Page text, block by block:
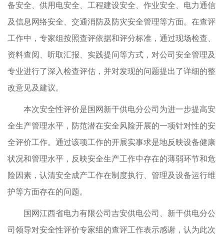
备安全、供用电安全、工程建设安全、作业安全、电力通信
及信息网络安全、交通消防及防灾安全管理等方面。在查评
工作中，专家组按照查评依据和评分标准，通过现场检查、
资料查阅、听取汇报、 实践提问等方式，对公司安全管理及
专业进行了深入检查评估，并对发现的问题提出了详细的整
改意见及建议。
本次安全性评价是国网新干供电分公司为进一步提高安
全生产管理水平，防范潜在安全风险开展的一项针对性的安
全评价工作。通过该项工作的开展实事求是地反映设备健康
状况和管理水平，反映安全生产工作中存在的薄弱环节和危
险因素，认清安全成产工作在制度执行、管理及设备运行维
护等方面存在的问题。
国网江西省电力有限公司 吉安供电公司、 新干供电分公
司领导对安全性评价专家组的查评工作表示感谢，认为此次